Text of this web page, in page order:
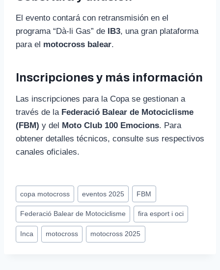
El evento contará con retransmisión en el
programa “Dà-li Gas” de IB3, una gran plataforma
para el motocross balear.
Inscripciones y más información
Las inscripciones para la Copa se gestionan a
través de la Federació Balear de Motociclisme
(FBM) y del Moto Club 100 Emocions. Para
obtener detalles técnicos, consulte sus respectivos
canales oficiales.
Etiquetas
de
la
entrada:
copa motocross eventos 2025 FBM
Federació Balear de Motociclisme fira esport i oci
Inca motocross motocross 2025